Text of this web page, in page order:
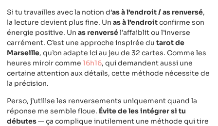
Si tu travailles avec la notion d’as à l’endroit / as renversé,
la lecture devient plus fine. Un as à l’endroitconfirme son
énergie positive. Un as renversél’affaiblit ou l’inverse
carrément. C’est une approche inspirée du tarot de
Marseille, qu’on adapte ici au jeu de 32 cartes. Comme les
heures miroir comme 16h16, qui demandent aussi une
certaine attention aux détails, cette méthode nécessite de
la précision.
Perso, j’utilise les renversements uniquement quand la
réponse me semble floue. Évite de les intégrer si tu
débutes— ça complique inutilement une méthode qui tire